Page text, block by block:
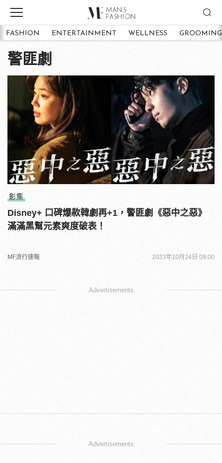
FASHION ENTERTAINMENT WELLNESS GROOMING
警匪劇
影集
Disney+ 口碑爆款韓劇再+1，警匪劇《惡中之惡》
滿滿黑幫元素爽度破表！
MF流行速報 2023年10月24日 09:00
Advertisements
Advertisements